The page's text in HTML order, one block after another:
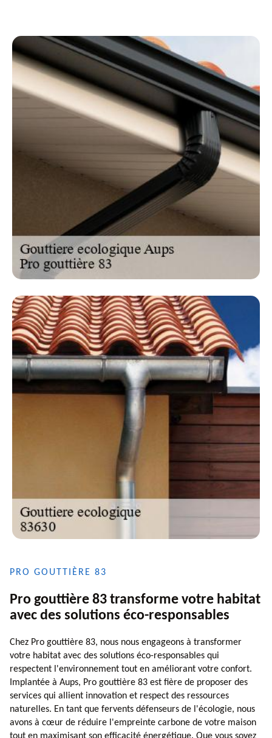
PRO GOUTTIÈRE 83
Pro gouttière 83 transforme votre habitat
avec des solutions éco-responsables
Chez Pro gouttière 83, nous nous engageons à transformer
votre habitat avec des solutions éco-responsables qui
respectent l'environnement tout en améliorant votre confort.
Implantée à Aups, Pro gouttière 83 est fière de proposer des
services qui allient innovation et respect des ressources
naturelles. En tant que fervents défenseurs de l'écologie, nous
avons à cœur de réduire l'empreinte carbone de votre maison
tout en maximisant son efficacité énergétique. Que vous soyez